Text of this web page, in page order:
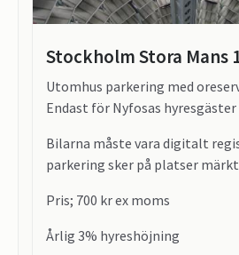
Stockholm Stora Mans
Utomhus parkering med
Endast för Nyfosas hyresgäster
Bilarna måste vara digitalt
parkering sker på platser
Pris; 700 kr ex moms
Årlig 3% hyreshöjning